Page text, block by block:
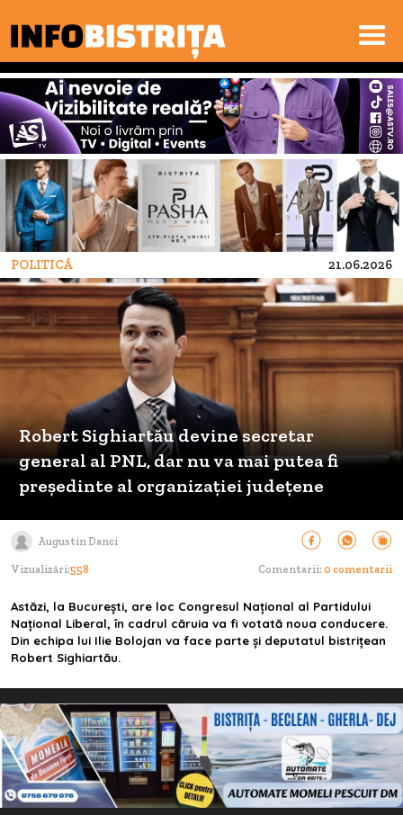
POLITICĂ 21.06.2026
Robert Sighiartău devine secretar
general al PNL, dar nu va mai putea fi
preşedinte al organizaţiei judeţene
Augustin Danci
Vizualizări:558 Comentarii: 0 comentarii
Astăzi, la Bucureşti, are loc Congresul Naţional al Partidului
Naţional Liberal, în cadrul căruia va fi votată noua conducere.
Din echipa lui Ilie Bolojan va face parte şi deputatul bistriţean
Robert Sighiartău.